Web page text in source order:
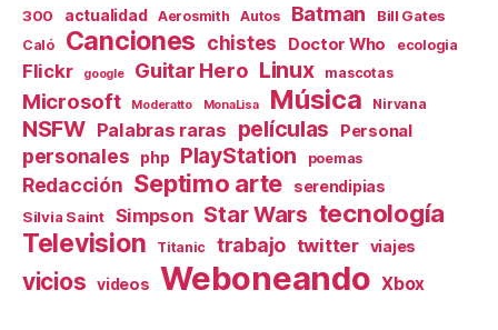
300 actualidad Aerosmith Autos Batman Bill Gates
Caló Canciones chistes Doctor Who ecologia
Flickr google Guitar Hero Linux mascotas
Microsoft Moderatto MonaLisa Música Nirvana
NSFW Palabras raras películas Personal
personales php PlayStation poemas
Redacción Septimo arte serendipias
Silvia Saint Simpson Star Wars tecnología
Television Titanic trabajo twitter viajes
vicios videos Weboneando Xbox